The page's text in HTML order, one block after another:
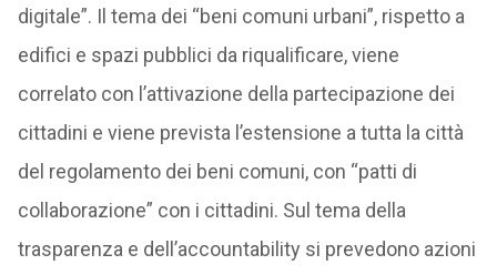
digitale”. Il tema dei “beni comuni urbani”, rispetto a
edifici e spazi pubblici da riqualificare, viene
correlato con l’attivazione della partecipazione dei
cittadini e viene prevista l’estensione a tutta la città
del regolamento dei beni comuni, con “patti di
collaborazione” con i cittadini. Sul tema della
trasparenza e dell’accountability si prevedono azioni